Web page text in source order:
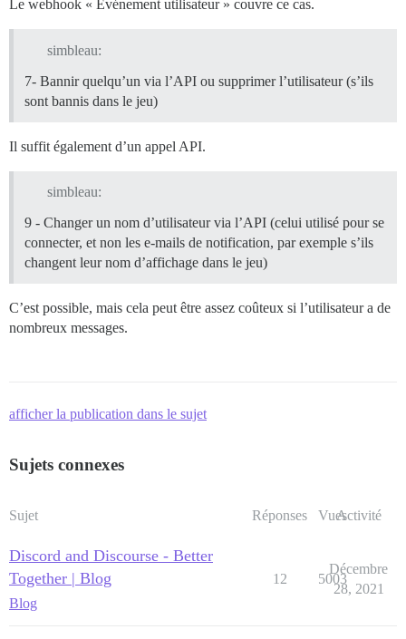
Le webhook « Événement utilisateur » couvre ce cas.
simbleau:
7- Bannir quelqu’un via l’API ou supprimer l’utilisateur (s’ils
sont bannis dans le jeu)
Il suffit également d’un appel API.
simbleau:
9 - Changer un nom d’utilisateur via l’API (celui utilisé pour se
connecter, et non les e-mails de notification, par exemple s’ils
changent leur nom d’affichage dans le jeu)
C’est possible, mais cela peut être assez coûteux si l’utilisateur a de
nombreux messages.
afficher la publication dans le sujet
Sujets connexes
Sujet Réponses VuesActivité
Discord and Discourse - Better
Together | Blog
Blog
12 5003
Décembre
28, 2021